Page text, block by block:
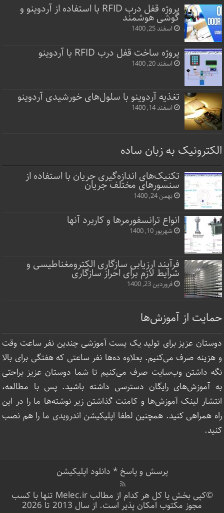
پروژه قفل‌ درب RFID با استفاده از آردوینو و
گوشی هوشمند
اسفند 25, 1400
پروژه ساخت قفل‌ درب RFID با آردوینو
اسفند 20, 1400
تغذیه آردوینو با سلول‌های خورشیدی آردوینو
اسفند 14, 1400
الکترونیک به زبان ساده
تکنیک‌های اندازه‌گیری جریان با استفاده از
سنسورهای مختلف جریان
بهمن 24, 1400
انواع ترانسفورمرها و کاربرد آنها
شهریور 10, 1400
فرآیند ارزیابی سازگاری الکترومغناطیسی و
شرایط لازم برای احراز سازگاری
فروردین 23, 1400
حمایت از آموزش‌ها
دوستان عزیز برای تولید یک پست آموزشی چندین نفر ساعت‌ وقت
و هزینه صرف می‌کنیم. بعلاوه ده‌ها نفر ساعتی که هفتگی برای بالا
نگه داشتن وب‌سایت صرف ‌می‌کنیم تا شما دوستان عزیز براحتی
به آموزش‌های رایگان دسترسی داشته باشید. پس با مطالعه،
انتشار لینک‌ آموزش‌ها و کامنت گذاشتن زیر نوشته‌‌ها ما را در این
راه همراهی کنید. همچنین لطفا اپلیکیشن اندرویدی ما را هم نصب
کنید.
پرسش و پاسخ* دانلود اپلیکیشن
©کپی بخش یا کل هر کدام از مطالب Melec.ir تنها با کسب
مجوز مکتوب امکان پذیر است. از سال 2013 تا 2026